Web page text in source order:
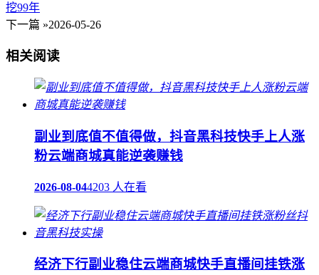
挖99年
下一篇 »2026-05-26
相关阅读
副业到底值不值得做，抖音黑科技快手上人涨
粉云端商城真能逆袭赚钱
2026-08-044203 人在看
经济下行副业稳住云端商城快手直播间挂铁涨